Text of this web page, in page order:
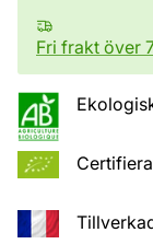
Fri frakt över